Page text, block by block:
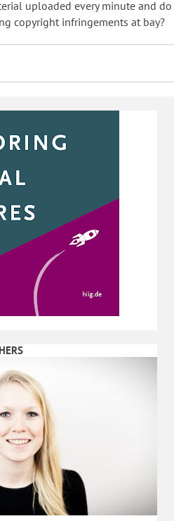
uploaded every minute and do
copyright infringements at bay?